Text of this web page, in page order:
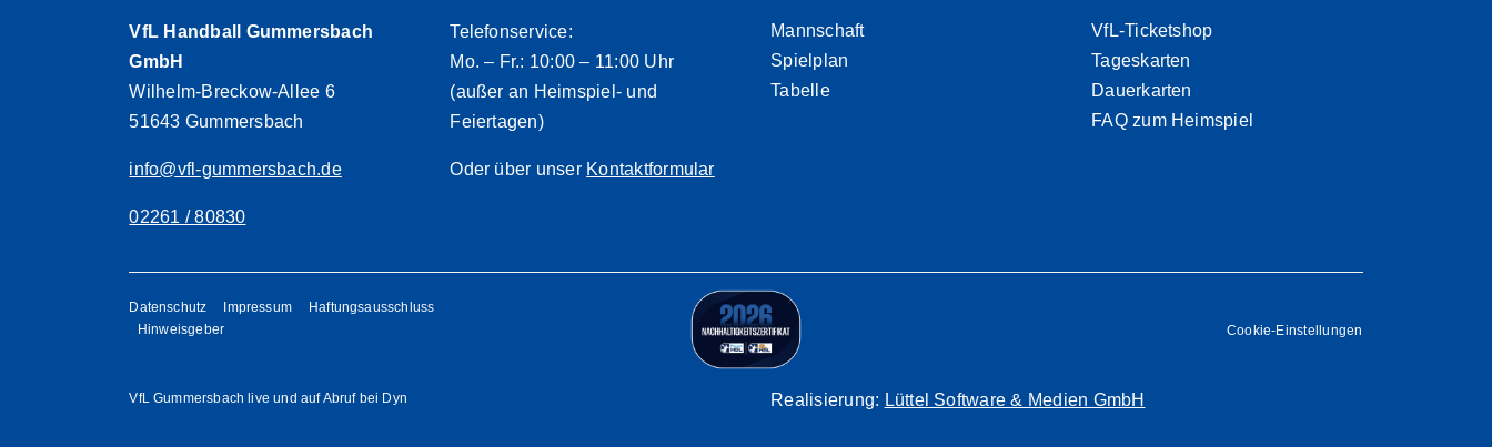
VfL Handball Gummersbach
GmbH
Wilhelm-Breckow-Allee 6
51643 Gummersbach
info@vfl-gummersbach.de
02261 / 80830
Telefonservice:
Mo. – Fr.: 10:00 – 11:00 Uhr
(außer an Heimspiel- und
Feiertagen)
Oder über unser Kontaktformular
Mannschaft
Spielplan
Tabelle
VfL-Ticketshop
Tageskarten
Dauerkarten
FAQ zum Heimspiel
Datenschutz Impressum
Haftungsausschluss
Hinweisgeber
Cookie-Einstellungen
VfL Gummersbach live und auf Abruf bei Dyn Realisierung: Lüttel Software & Medien GmbH